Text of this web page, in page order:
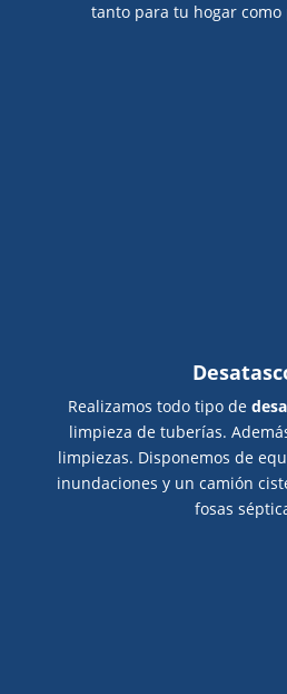
tanto para tu hogar como
Realizamos todo tipo de
limpieza de tuberías.
limpiezas. Disponemos de
inundaciones y un camión
fosas